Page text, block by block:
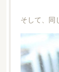
そして、同